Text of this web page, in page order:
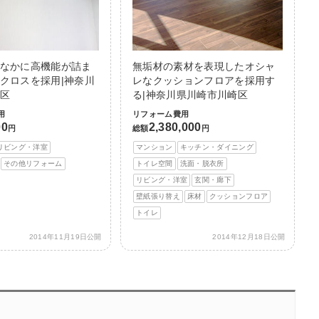
かに高機能が詰ま
ロスを採用|神奈川
円
ビング・洋室
その他リフォーム
2014年11月19日公開
無垢材の素材を表現したオシャ
レなクッションフロアを採用す
る|神奈川県川崎市川崎区
リフォーム費用
総額2,380,000 円
マンション キッチン・ダイニング
トイレ空間 洗面・脱衣所
リビング・洋室 玄関・廊下
壁紙張り替え 床材 クッションフロア
トイレ
2014年12月18日公開